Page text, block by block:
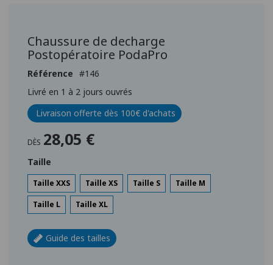
Galerie
Chaussure de decharge
Postopératoire PodaPro
Référence
146
Livré en 1 à 2 jours ouvrés
Livraison offerte dès 100€ d'achats
DÈS 28,05 €
Taille
Taille XXS Taille XS Taille S Taille M
Taille L Taille XL
Guide des tailles